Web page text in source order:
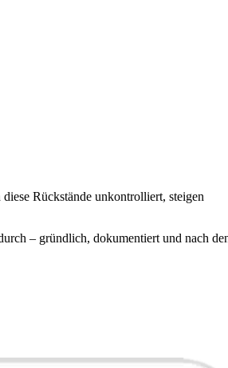
Rückstände unkontrolliert, steigen
– gründlich, dokumentiert und nach